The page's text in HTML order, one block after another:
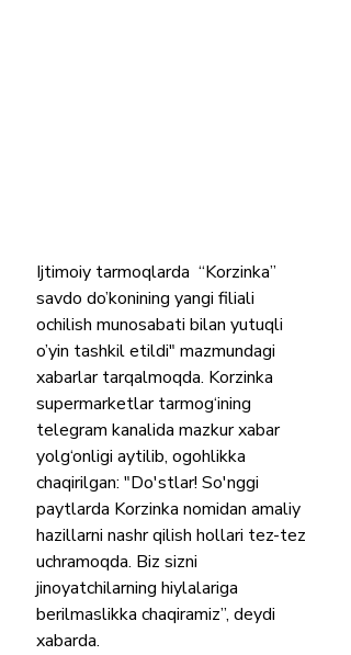
Ijtimoiy tarmoqlarda  “Korzinka”
savdo do’konining yangi filiali
ochilish munosabati bilan yutuqli
o’yin tashkil etildi" mazmundagi
xabarlar tarqalmoqda. Korzinka
supermarketlar tarmog‘ining
telegram kanalida mazkur xabar
yolg‘onligi aytilib, ogohlikka
chaqirilgan: "Do'stlar! So'nggi
paytlarda Korzinka nomidan amaliy
hazillarni nashr qilish hollari tez-tez
uchramoqda. Biz sizni
jinoyatchilarning hiylalariga
berilmaslikka chaqiramiz”, deydi
xabarda.